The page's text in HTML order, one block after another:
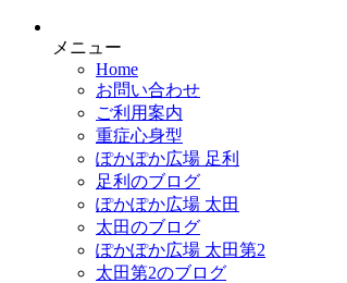
メニュー
Home
お問い合わせ
ご利用案内
重症心身型
ぽかぽか広場 足利
足利のブログ
ぽかぽか広場 太田
太田のブログ
ぽかぽか広場 太田第2
太田第2のブログ